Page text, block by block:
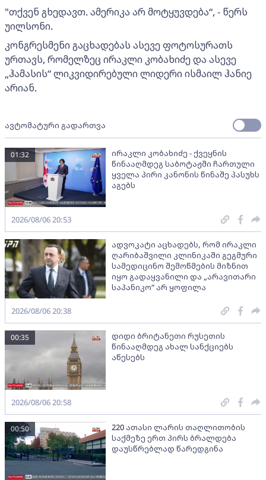
"თქვენ გხედავთ. ამერიკა არ მოტყუვდება“, - წერს
უილსონი.
კონგრესმენი გაცხადებას ასევე ფოტოსურათს
ურთავს, რომელზეც ირაკლი კობახიძე და ასევე
„ჰამასის“ ლიკვიდირებული ლიდერი ისმაილ ჰანიე
არიან.
ავტომატური გადართვა
ირაკლი კობახიძე - ქვეყნის
წინააღმდეგ საბოტაჟში ჩართული
ყველა პირი კანონის წინაშე პასუხს
აგებს
01:32
2026/08/06 20:53
ადვოკატი აცხადებს, რომ ირაკლი
ღარიბაშვილი კლინიკაში გეგმური
სამედიცინო შემოწმების მიზნით
იყო გადაყვანილი და „არავითარი
საპანიკო“ არ ყოფილა
2026/08/06 20:38
დიდი ბრიტანეთი რუსეთის
წინააღმდეგ ახალ სანქციებს
აწესებს
00:35
2026/08/06 20:58
220 ათასი ლარის თაღლითობის
საქმეზე ერთ პირს ბრალდება
დაუსწრებლად წარედგინა
00:50